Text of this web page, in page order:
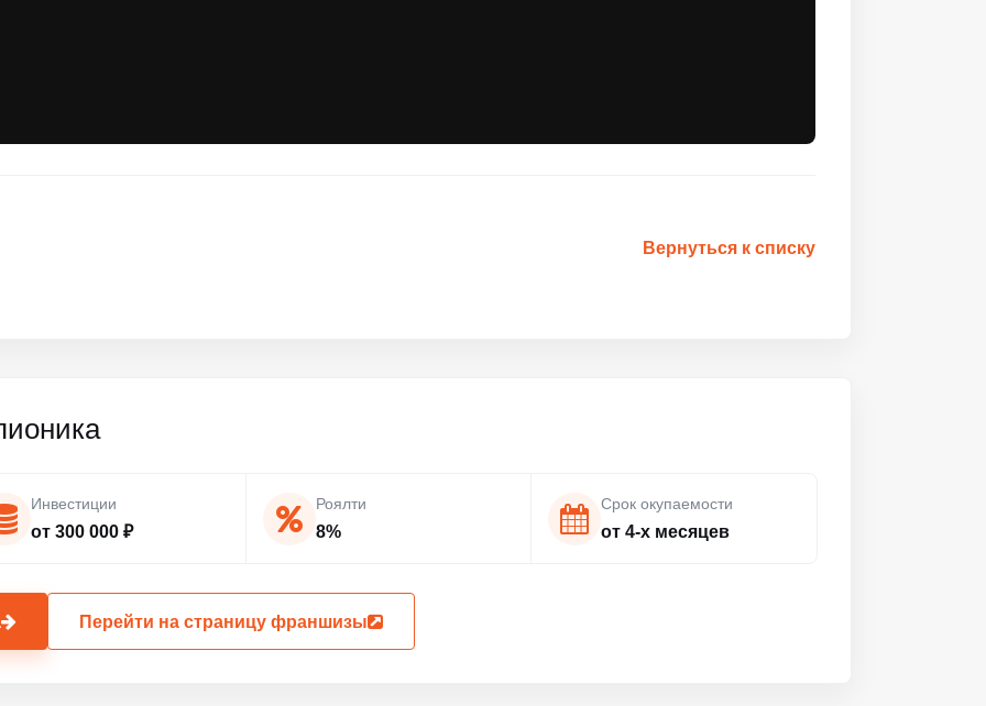
Вернуться к списку
Инвестиции
от 300 000 ₽
Роялти
8%
Срок окупаемости
от 4-х месяцев
Перейти на страницу франшизы